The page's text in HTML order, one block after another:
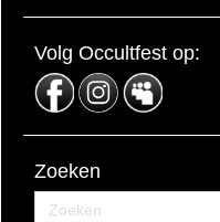
Volg Occultfest op:
Zoeken